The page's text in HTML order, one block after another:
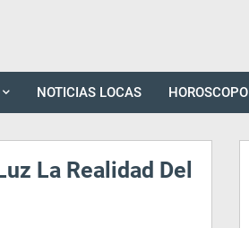
NOTICIAS LOCAS HOROSCOPO
La Realidad Del